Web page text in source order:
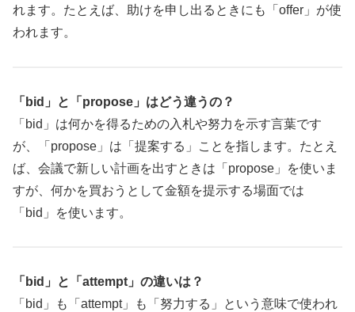
れます。たとえば、助けを申し出るときにも「offer」が使
われます。
「bid」と「propose」はどう違うの？
「bid」は何かを得るための入札や努力を示す言葉です
が、「propose」は「提案する」ことを指します。たとえ
ば、会議で新しい計画を出すときは「propose」を使いま
すが、何かを買おうとして金額を提示する場面では
「bid」を使います。
「bid」と「attempt」の違いは？
「bid」も「attempt」も「努力する」という意味で使われ